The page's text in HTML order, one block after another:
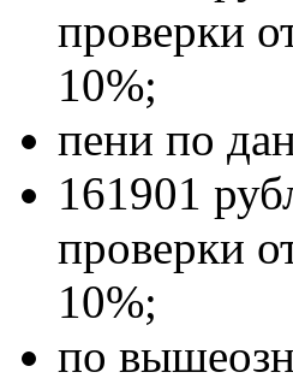
проверки
10%;
пени по
161901
проверки
10%;
по